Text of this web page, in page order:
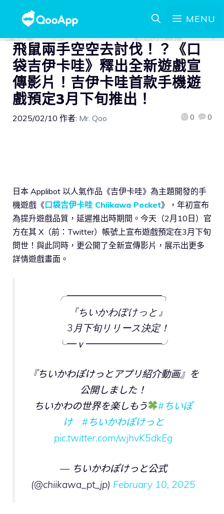
MENU
飛鼠兩手空空去討伐！？《口
袋吉伊卡哇》釋出全新遊戲宣
傳影片！吉伊卡哇首款手機遊
戲預定3月下旬推出！
2025/02/10 作者: Mr. Qoo 0 0
日本 Applibot 以人氣作品《吉伊卡哇》為主題開發的手
機遊戲《口袋吉伊卡哇 Chiikawa Pocket》，年初宣布
為提升遊戲品質，延遲推出時期間。今天（2月10日）官
方在其 X（前：Twitter）帳號上宣布遊戲預定在3月下旬
問世！與此同時，更公開了全新宣傳影片，展示出更多
詳情遊戲畫面。
╭━━━━━━━━━━╮
『ちいかわぽけっと』
3月下旬リリース決定！
╰━ｖ━━━━━━━━╯
『ちいかわぽけっとアプリ紹介動画』を
公開しました！
ちいかわの世界を楽しもう
#ちいぽ
け
#ちいかわぽけっと
pic.twitter.com/wjhvK5dkEg
— ちいかわぽけっと公式
(@chiikawa_pt_jp) February 10, 2025